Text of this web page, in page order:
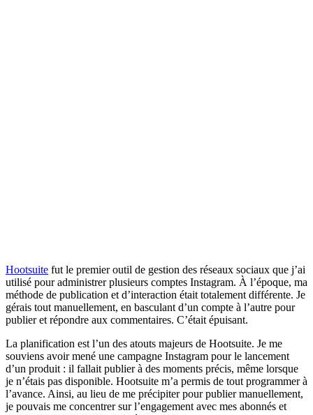
Hootsuite fut le premier outil de gestion des réseaux sociaux que j’ai
utilisé pour administrer plusieurs comptes Instagram. À l’époque, ma
méthode de publication et d’interaction était totalement différente. Je
gérais tout manuellement, en basculant d’un compte à l’autre pour
publier et répondre aux commentaires. C’était épuisant.
La planification est l’un des atouts majeurs de Hootsuite. Je me
souviens avoir mené une campagne Instagram pour le lancement
d’un produit : il fallait publier à des moments précis, même lorsque
je n’étais pas disponible. Hootsuite m’a permis de tout programmer à
l’avance. Ainsi, au lieu de me précipiter pour publier manuellement,
je pouvais me concentrer sur l’engagement avec mes abonnés et